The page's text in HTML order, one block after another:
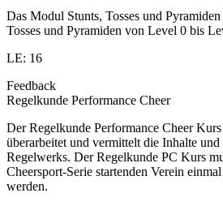
Das Modul Stunts, Tosses und
Tosses und Pyramiden von Level 0 bis
LE: 16
Feedback
Regelkunde Performance Cheer
Der Regelkunde Performance Cheer
überarbeitet und vermittelt die Inhalte
Regelwerks. Der Regelkunde PC Kurs
Cheersport-Serie startenden Verein
werden.